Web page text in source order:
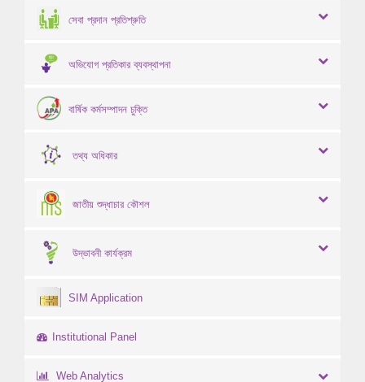
সেবা প্রদান প্রতিশ্রুতি
অভিযোগ প্রতিকার ব্যবস্থাপনা
বার্ষিক কর্মসম্পাদন চুক্তি
তথ্য অধিকার
জাতীয় শুদ্ধাচার কৌশল
উদ্ভাবনী কার্যক্রম
SIM Application
Institutional Panel
Web Analytics